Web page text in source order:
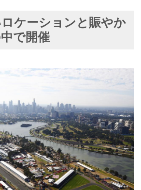
ケーションと賑やか
で開催